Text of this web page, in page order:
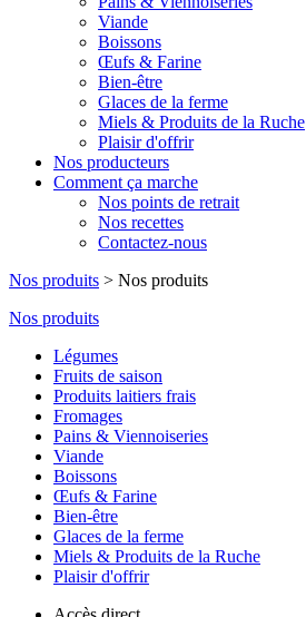
Viande
Boissons
Œufs & Farine
Bien-être
Glaces de la ferme
Miels & Produits de la Ruche
Plaisir d'offrir
Nos producteurs
Comment ça marche
Nos points de retrait
Nos recettes
Contactez-nous
Nos produits > Nos produits
Nos produits
Légumes
Fruits de saison
Produits laitiers frais
Fromages
Pains & Viennoiseries
Viande
Boissons
Œufs & Farine
Bien-être
Glaces de la ferme
Miels & Produits de la Ruche
Plaisir d'offrir